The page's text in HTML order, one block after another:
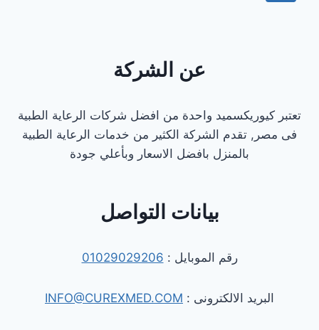
عن الشركة
تعتبر كيوريكسميد واحدة من افضل شركات الرعاية الطبية
فى مصر, تقدم الشركة الكثير من خدمات الرعاية الطبية
بالمنزل بافضل الاسعار وبأعلي جودة
بيانات التواصل
رقم الموبايل : 01029029206
البريد الالكترونى : INFO@CUREXMED.COM